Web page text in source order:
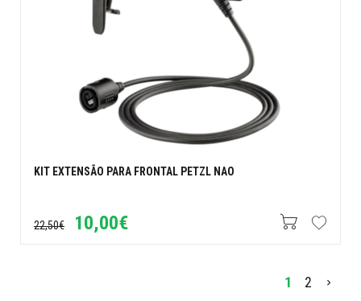
KIT EXTENSÃO PARA FRONTAL PETZL NAO
22,50€ 10,00€
1 2